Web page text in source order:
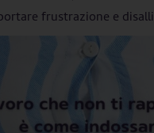
frustrazione e